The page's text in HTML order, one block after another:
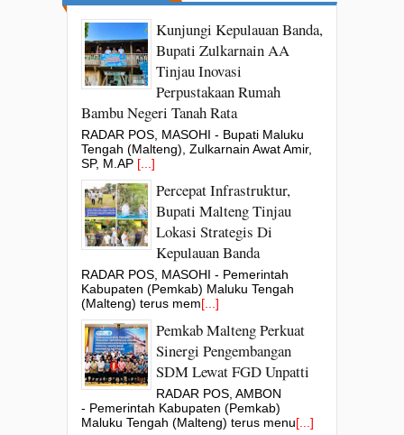
Kunjungi Kepulauan Banda,
Bupati Zulkarnain AA
Tinjau Inovasi
Perpustakaan Rumah
Bambu Negeri Tanah Rata
RADAR POS, MASOHI - Bupati Maluku
Tengah (Malteng), Zulkarnain Awat Amir,
SP, M.AP [...]
Percepat Infrastruktur,
Bupati Malteng Tinjau
Lokasi Strategis Di
Kepulauan Banda
RADAR POS, MASOHI - Pemerintah
Kabupaten (Pemkab) Maluku Tengah
(Malteng) terus mem[...]
Pemkab Malteng Perkuat
Sinergi Pengembangan
SDM Lewat FGD Unpatti
RADAR POS, AMBON
- Pemerintah Kabupaten (Pemkab)
Maluku Tengah (Malteng) terus menu[...]